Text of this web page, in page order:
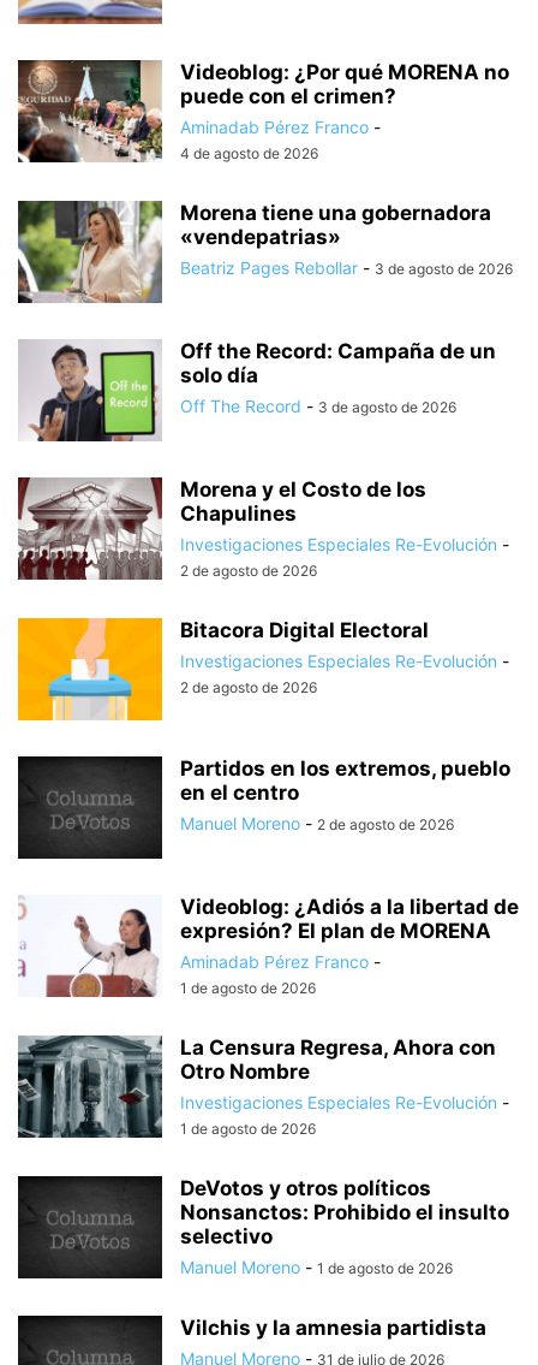
Videoblog: ¿Por qué MORENA no
puede con el crimen?
Aminadab Pérez Franco -
4 de agosto de 2026
Morena tiene una gobernadora
«vendepatrias»
Beatriz Pages Rebollar - 3 de agosto de 2026
Off the Record: Campaña de un
solo día
Off The Record - 3 de agosto de 2026
Morena y el Costo de los
Chapulines
Investigaciones Especiales Re-Evolución -
2 de agosto de 2026
Bitacora Digital Electoral
Investigaciones Especiales Re-Evolución -
2 de agosto de 2026
Partidos en los extremos, pueblo
en el centro
Manuel Moreno - 2 de agosto de 2026
Videoblog: ¿Adiós a la libertad de
expresión? El plan de MORENA
Aminadab Pérez Franco -
1 de agosto de 2026
La Censura Regresa, Ahora con
Otro Nombre
Investigaciones Especiales Re-Evolución -
1 de agosto de 2026
DeVotos y otros políticos
Nonsanctos: Prohibido el insulto
selectivo
Manuel Moreno - 1 de agosto de 2026
Vilchis y la amnesia partidista
Manuel Moreno - 31 de julio de 2026